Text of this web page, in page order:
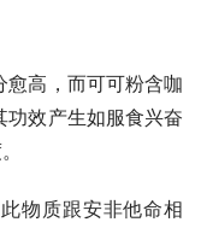
高，而可可粉含咖
功效产生如服食兴奋
物质跟安非他命相